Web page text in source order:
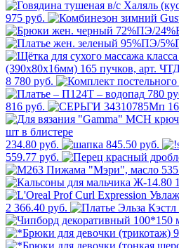
975 руб.
8 780 руб.
780
816 руб.
234.80 руб.
845.50 руб.
559.77 руб.
2 366.40 руб.